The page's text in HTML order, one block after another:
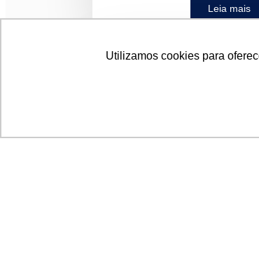
Utilizamos cookies para
Leia mais
cancer